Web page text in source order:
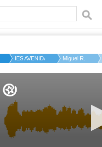
IES AVENIDA DE LOS T...
Miguel R.